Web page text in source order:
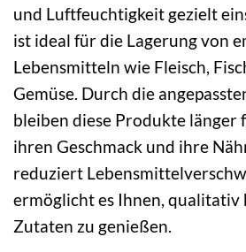
und Luftfeuchtigkeit gezielt
ist ideal für die Lagerung von
Lebensmitteln wie Fleisch,
Gemüse. Durch die
bleiben diese Produkte länger
ihren Geschmack und ihre
reduziert
ermöglicht es Ihnen,
Zutaten zu genießen.